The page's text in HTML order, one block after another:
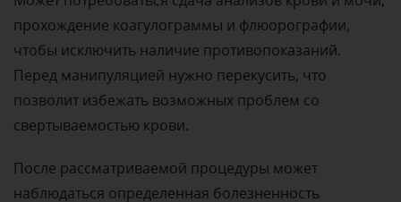
прохождение коагулограммы и флюорографии,
чтобы исключить наличие противопоказаний.
Перед манипуляцией нужно перекусить, что
позволит избежать возможных проблем со
свертываемостью крови.
После рассматриваемой процедуры может
наблюдаться определенная болезненность